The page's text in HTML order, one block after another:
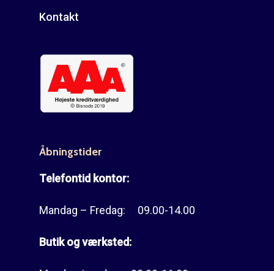
Kontakt
Åbningstider
Telefontid kontor:
Mandag – Fredag: 09.00-14.00
Butik og værksted: